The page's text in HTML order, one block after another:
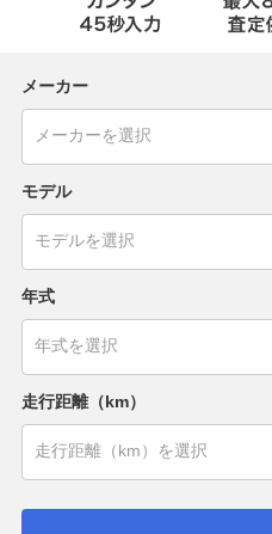
メーカー
モデル
年式
走行距離（km）